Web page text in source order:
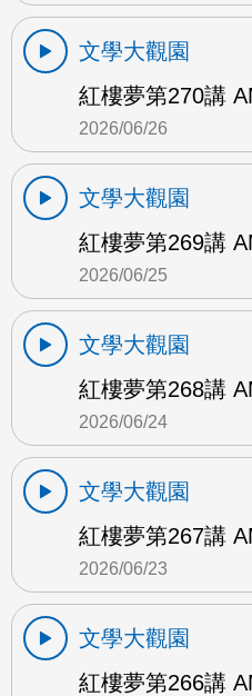
文學大觀園
紅樓夢第270講
2026/06/26
文學大觀園
紅樓夢第269講
2026/06/25
文學大觀園
紅樓夢第268講
2026/06/24
文學大觀園
紅樓夢第267講
2026/06/23
文學大觀園
紅樓夢第266講